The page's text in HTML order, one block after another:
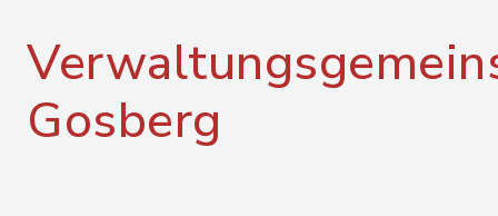
Gosberg